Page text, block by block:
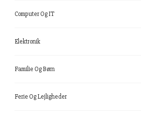
Computer Og IT
Elektronik
Familie Og Børn
Ferie Og Lejligheder